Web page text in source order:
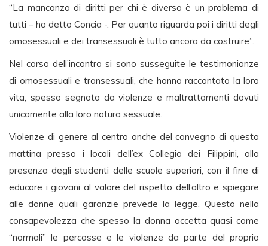
“La mancanza di diritti per chi è diverso è un problema di
tutti – ha detto Concia -. Per quanto riguarda poi i diritti degli
omosessuali e dei transessuali è tutto ancora da costruire”.
Nel corso dell’incontro si sono susseguite le testimonianze
di omosessuali e transessuali, che hanno raccontato la loro
vita, spesso segnata da violenze e maltrattamenti dovuti
unicamente alla loro natura sessuale.
Violenze di genere al centro anche del convegno di questa
mattina presso i locali dell’ex Collegio dei Filippini, alla
presenza degli studenti delle scuole superiori, con il fine di
educare i giovani al valore del rispetto dell’altro e spiegare
alle donne quali garanzie prevede la legge. Questo nella
consapevolezza che spesso la donna accetta quasi come
“normali” le percosse e le violenze da parte del proprio